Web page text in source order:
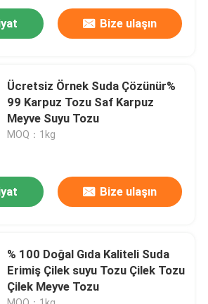
Bize ulaşın
Ücretsiz Örnek Suda Çözünür%
99 Karpuz Tozu Saf Karpuz
Meyve Suyu Tozu
MOQ：1kg
Bize ulaşın
% 100 Doğal Gıda Kaliteli Suda
Erimiş Çilek suyu Tozu Çilek Tozu
Çilek Meyve Tozu